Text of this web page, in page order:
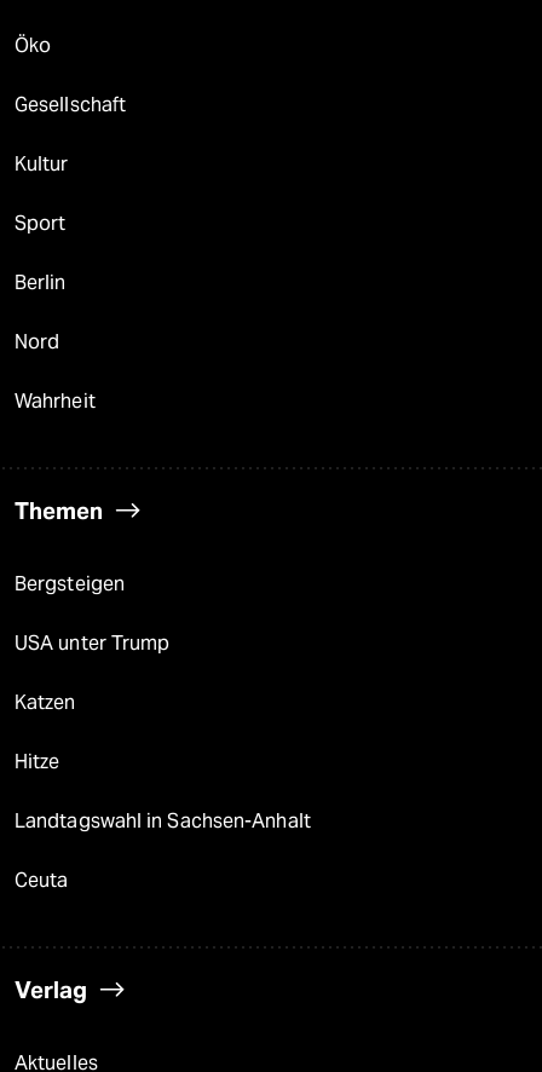
Öko
Gesellschaft
Kultur
Sport
Berlin
Nord
Wahrheit
Themen
Bergsteigen
USA unter Trump
Katzen
Hitze
Landtagswahl in Sachsen-Anhalt
Ceuta
Verlag
Aktuelles